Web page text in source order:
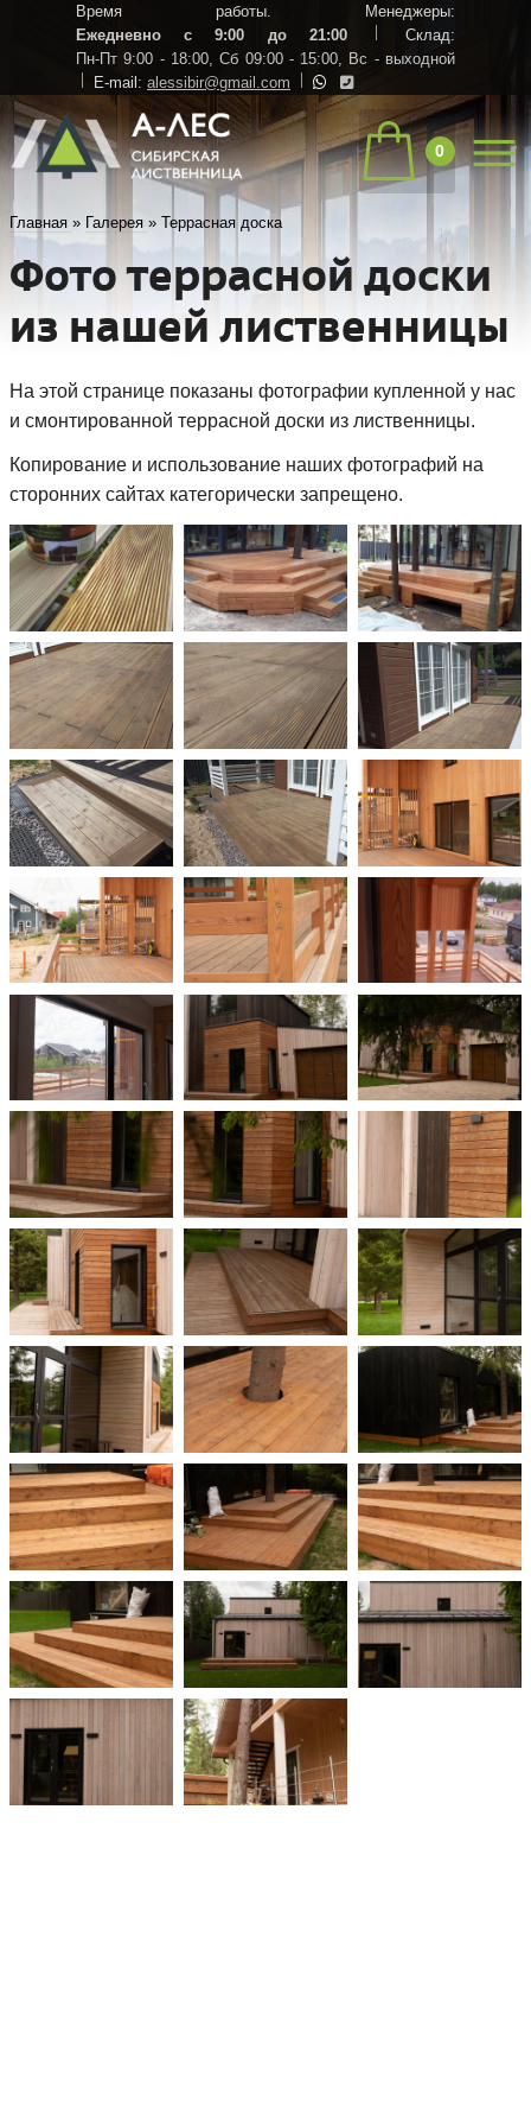
Время работы. Менеджеры:
Ежедневно с 9:00 до 21:00
Склад:
Пн-Пт 9:00 - 18:00, Сб 09:00 - 15:00, Вс - выходной
E-mail: alessibir@gmail.com
0
Главная » Галерея » Террасная доска
Фото террасной доски
из нашей лиственницы
На этой странице показаны фотографии купленной у нас
и смонтированной террасной доски из лиственницы.
Копирование и использование наших фотографий на
сторонних сайтах категорически запрещено.